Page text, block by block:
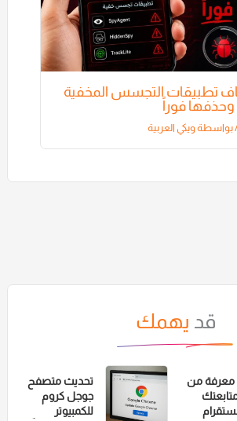
قد يهمك
معرفة من
تحديث متصفح
جوجل كروم
للكمبيوتر
تطبيقات التجسس المخفية
فوراً
بواسطةويكي العربية